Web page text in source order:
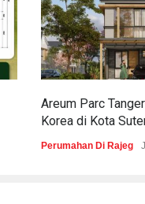
Areum Parc
Korea di Kota
Perumahan Di Rajeg